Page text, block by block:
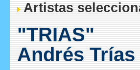
Artistas
"TRIAS"
Andrés Trías